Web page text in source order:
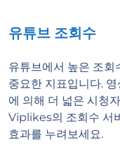
유튜브 조회수
유튜브에서 높은 조회
중요한 지표입니다.
에 의해 더 넓은 시청
Viplikes의 조회수 서
효과를 누려보세요.